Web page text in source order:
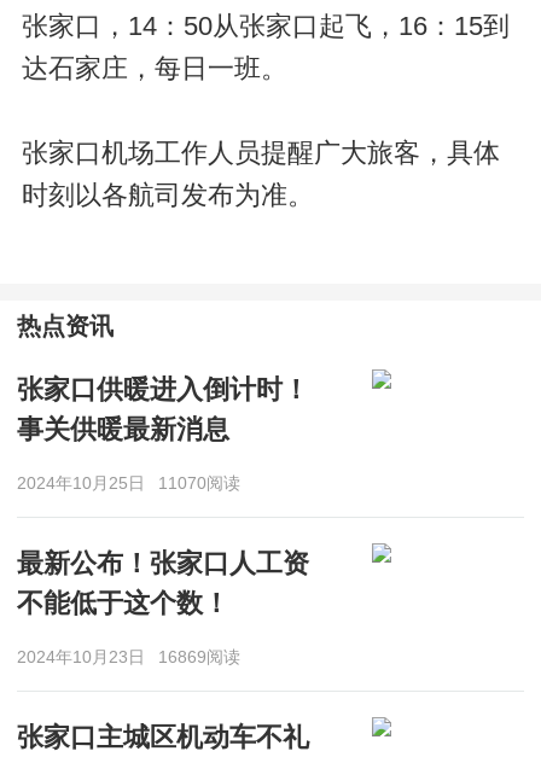
张家口，14：50从张家口起飞，16：15到
达石家庄，每日一班。
张家口机场工作人员提醒广大旅客，具体
时刻以各航司发布为准。
热点资讯
张家口供暖进入倒计时！
事关供暖最新消息
2024年10月25日 11070阅读
最新公布！张家口人工资
不能低于这个数！
2024年10月23日 16869阅读
张家口主城区机动车不礼